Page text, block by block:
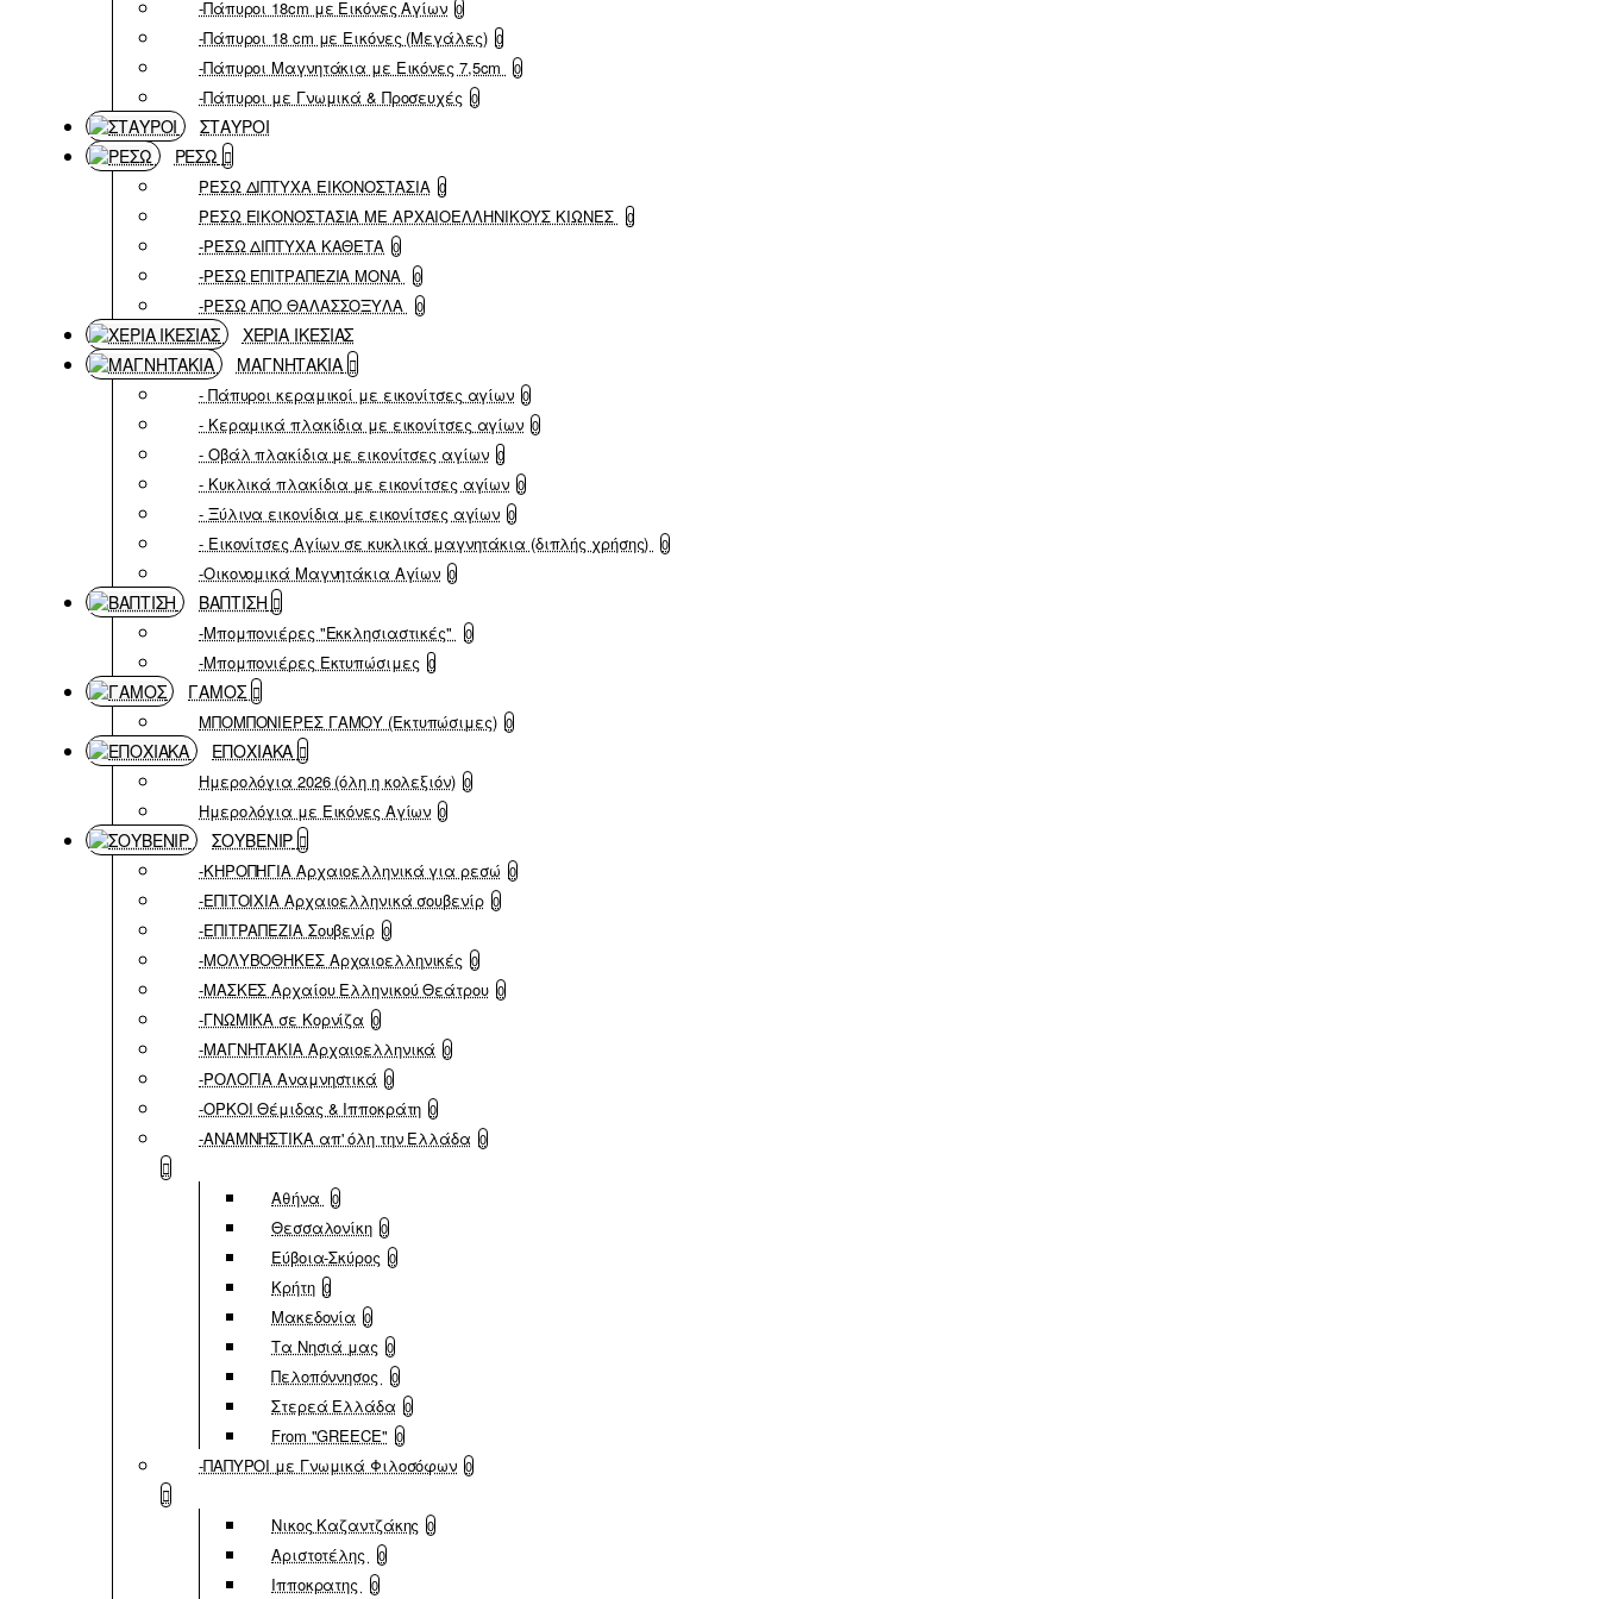
-Πάπυροι 18cm με Εικόνες Αγίων 0
-Πάπυροι 18 cm με Εικόνες (Μεγάλες) 0
-Πάπυροι Μαγνητάκια με Εικόνες 7,5cm 0
-Πάπυροι με Γνωμικά & Προσευχές 0
ΣΤΑΥΡΟΙ
ΡΕΣΩ
ΡΕΣΩ ΔΙΠΤΥΧΑ ΕΙΚΟΝΟΣΤΑΣΙΑ 0
ΡΕΣΩ ΕΙΚΟΝΟΣΤΑΣΙΑ ΜΕ ΑΡΧΑΙΟΕΛΛΗΝΙΚΟΥΣ ΚΙΩΝΕΣ 0
-ΡΕΣΩ ΔΙΠΤΥΧΑ ΚΑΘΕΤΑ 0
-ΡΕΣΩ ΕΠΙΤΡΑΠΕΖΙΑ ΜΟΝΑ 0
-ΡΕΣΩ ΑΠΟ ΘΑΛΑΣΣΟΞΥΛΑ 0
ΧΕΡΙΑ ΙΚΕΣΙΑΣ
ΜΑΓΝΗΤΑΚΙΑ
- Πάπυροι κεραμικοί με εικονίτσες αγίων 0
- Κεραμικά πλακίδια με εικονίτσες αγίων 0
- Οβάλ πλακίδια με εικονίτσες αγίων 0
- Κυκλικά πλακίδια με εικονίτσες αγίων 0
- Ξύλινα εικονίδια με εικονίτσες αγίων 0
- Εικονίτσες Αγίων σε κυκλικά μαγνητάκια (διπλής χρήσης) 0
-Οικονομικά Μαγνητάκια Αγίων 0
ΒΑΠΤΙΣΗ
-Μπομπονιέρες "Εκκλησιαστικές" 0
-Μπομπονιέρες Εκτυπώσιμες 0
ΓΑΜΟΣ
ΜΠΟΜΠΟΝΙΕΡΕΣ ΓΑΜΟΥ (Εκτυπώσιμες) 0
ΕΠΟΧΙΑΚΑ
Ημερολόγια 2026 (όλη η κολεξιόν) 0
Ημερολόγια με Εικόνες Αγίων 0
ΣΟΥΒΕΝΙΡ
-ΚΗΡΟΠΗΓΙΑ Αρχαιοελληνικά για ρεσώ 0
-ΕΠΙΤΟΙΧΙΑ Αρχαιοελληνικά σουβενίρ 0
-ΕΠΙΤΡΑΠΕΖΙΑ Σουβενίρ 0
-ΜΟΛΥΒΟΘΗΚΕΣ Αρχαιοελληνικές 0
-ΜΑΣΚΕΣ Αρχαίου Ελληνικού Θεάτρου 0
-ΓΝΩΜΙΚΑ σε Κορνίζα 0
-ΜΑΓΝΗΤΑΚΙΑ Αρχαιοελληνικά 0
-ΡΟΛΟΓΙΑ Αναμνηστικά 0
-ΟΡΚΟΙ Θέμιδας & Ιπποκράτη 0
-ΑΝΑΜΝΗΣΤΙΚΑ απ' όλη την Ελλάδα 0
Αθήνα 0
Θεσσαλονίκη 0
Εύβοια-Σκύρος 0
Κρήτη 0
Μακεδονία 0
Τα Νησιά μας 0
Πελοπόννησος 0
Στερεά Ελλάδα 0
From "GREECE" 0
-ΠΑΠΥΡΟΙ με Γνωμικά Φιλοσόφων 0
Νικος Καζαντζάκης 0
Αριστοτέλης 0
Ιπποκρατης 0